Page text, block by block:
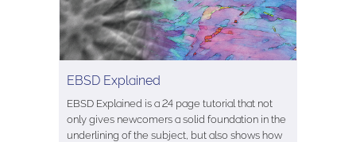
EBSD Explained
EBSD Explained is a 24 page tutorial that not
only gives newcomers a solid foundation in the
underlining of the subject, but also shows how